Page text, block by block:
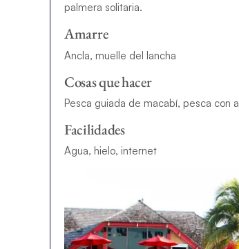
palmera solitaria.
Amarre
Ancla, muelle del lancha
Cosas que hacer
Pesca guiada de macabí, pesca con
Facilidades
Agua, hielo, internet